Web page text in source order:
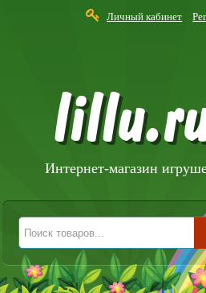
Личный кабинет
Интернет-магазин